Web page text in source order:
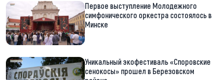
Первое выступление Молодежного
симфонического оркестра состоялось в
Минске
Уникальный экофестиваль «Споровские
сенокосы» прошел в Березовском